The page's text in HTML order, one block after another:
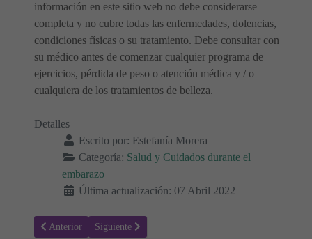
información en este sitio web no debe considerarse
completa y no cubre todas las enfermedades, dolencias,
condiciones físicas o su tratamiento. Debe consultar con
su médico antes de comenzar cualquier programa de
ejercicios, pérdida de peso o atención médica y / o
cualquiera de los tratamientos de belleza.
Detalles
Escrito por: Estefanía Morera
Categoría: Salud y Cuidados durante el
embarazo
Última actualización: 07 Abril 2022
Artículo anterior: ¿Cómo afecta el embarazo a la retina? 🤰🏻
Anterior Artículo siguiente: ¿Qué pasa si se padece pancreatitis
Siguiente